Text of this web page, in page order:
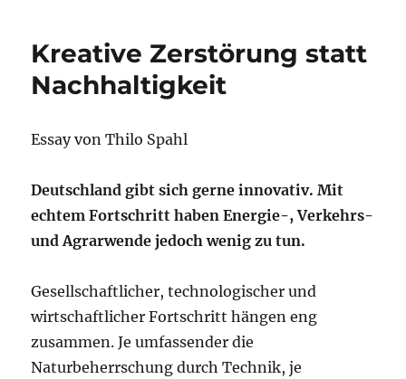
Kreative Zerstörung statt
Nachhaltigkeit
Essay von Thilo Spahl
Deutschland gibt sich gerne innovativ. Mit
echtem Fortschritt haben Energie-, Verkehrs-
und Agrarwende jedoch wenig zu tun.
Gesellschaftlicher, technologischer und
wirtschaftlicher Fortschritt hängen eng
zusammen. Je umfassender die
Naturbeherrschung durch Technik, je